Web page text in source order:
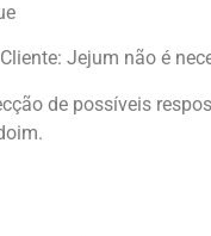
Jejum não é
de possíveis